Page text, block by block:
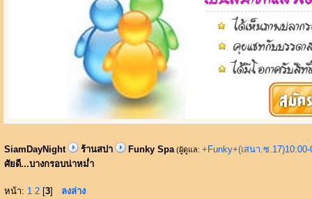
SiamDayNight ร้านสปา Funky Spa (ผู้ดูแล: +Funky+(เสนา.ซ
ศัยดี...บางกรอบน่าหม่ำ
หน้า: 1 2 [3] ลงล่าง